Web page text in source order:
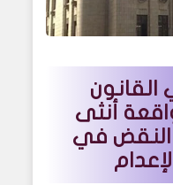
القانون
أنثى
النقض في